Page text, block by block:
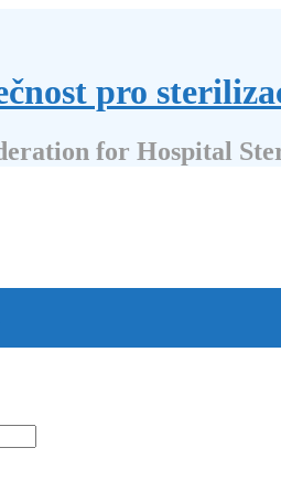
pro
for Hospital